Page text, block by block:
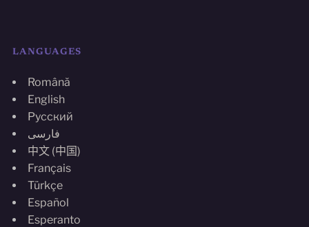
LANGUAGES
Română
English
Русский
فارسی
中文 (中国)
Français
Türkçe
Español
Esperanto